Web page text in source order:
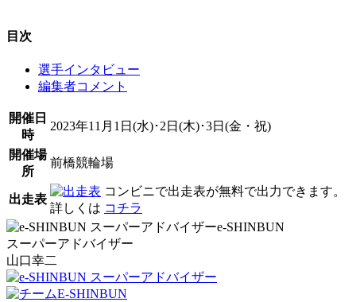
目次
選手インタビュー
編集者コメント
開催日
時
2023年11月1日(水)･2日(木)･3日(金・祝)
開催場
所
前橋競輪場
出走表
コンビニで出走表が無料で出力できます。
詳しくは コチラ
e-SHINBUN
スーパーアドバイザー
山口幸二